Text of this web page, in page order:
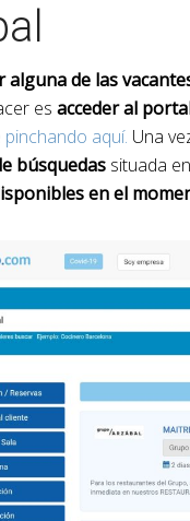
alguna de las
es acceder al
pinchando aquí. Una
búsquedas situada
en el